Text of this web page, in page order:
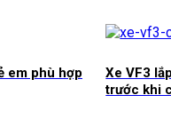
em phù hợp
Xe VF3
trước khi